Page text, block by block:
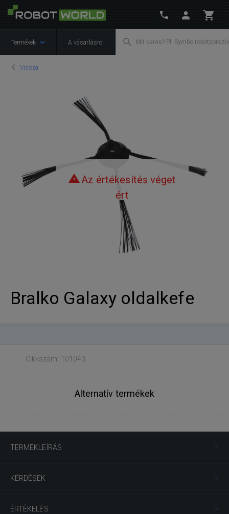
Termékek A vásárlásról
Vissza
Az értékesítés véget
ért
Bralko Galaxy oldalkefe
Cikkszám: 101043
Alternatív termékek
TERMÉKLEÍRÁS
KÉRDÉSEK
ÉRTÉKELÉS